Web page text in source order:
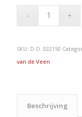
SKU: D.O. 022150
van de Veen
Beschrijving